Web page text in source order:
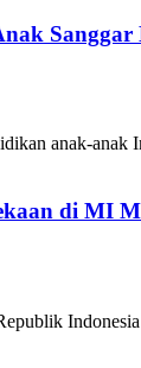
anak-
di MI